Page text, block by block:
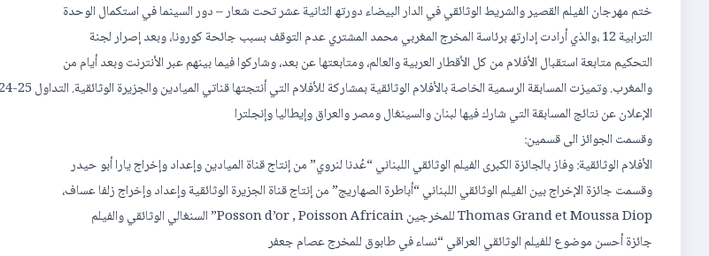
ختم مھرجان الفیلم القصیر والشریط الوثائقي في الدار البیضاء دورتھ الثانیة عشر تحت شعار – دور السینما في استكمال الوحدة
الترابیة 12 ،والذي أرادت إدارتھ برئاسة المخرج المغربي محمد المشتري عدم التوقف بسبب جائحة كورونا، وبعد إصرار لجنة
التحكیم متابعة استقبال الأفلام من كل الأقطار العربیة والعالم، ومتابعتھا عن بعد، وشاركوا فیما بینھم عبر الأنترنت وبعد أیام من
الإعلان عن نتائج المسابقة التي شارك فیھا لبنان والسینغال ومصر والعراق وإیطالیا وإنجلترا
وقسمت الجوائز الى قسمین:
الأفلام الوثائقیة: وفاز بالجائزة الكبرى الفیلم الوثائقي اللبناني “عُدنا لنروي” من إنتاج قناة المیادین وإعداد وإخراج یارا أبو حیدر
وقسمت جائزة الإخراج بین الفیلم الوثائقي اللبناني “أباطرة الصھاریج” من إنتاج قناة الجزیرة الوثائقیة وإعداد وإخراج زلفا عساف،
Thomas Grand et Moussa Diop للمخرجین Posson d’or , Poisson Africain” السنغالي الوثائقي والفیلم
جائزة أحسن موضوع للفیلم الوثائقي العراقي “نساء في طابوق للمخرج عصام جعفر